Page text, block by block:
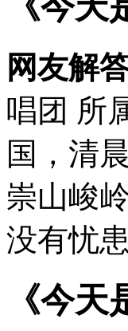
网友解
唱团 所
国，清
崇山峻
没有忧
《今